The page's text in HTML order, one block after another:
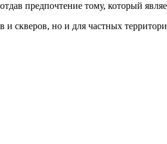
предпочтение тому, который
и скверов, но и для частных